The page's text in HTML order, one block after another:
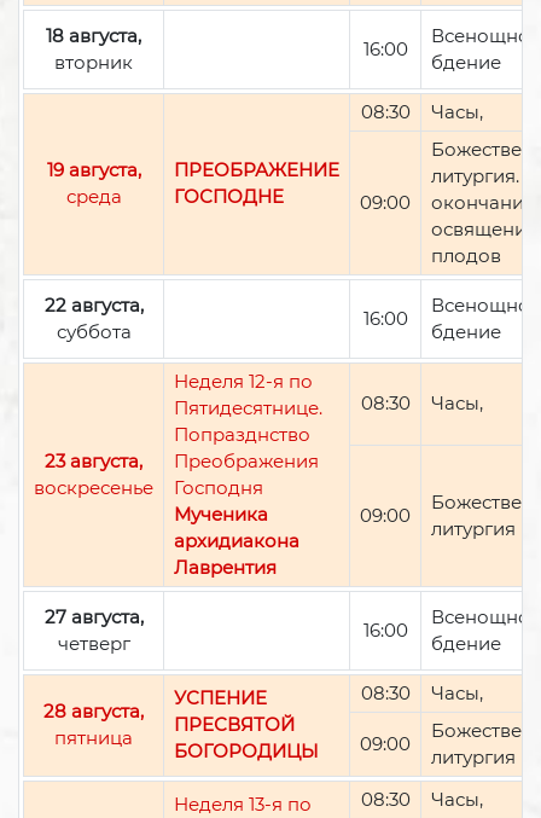
18 августа,
вторник
16:00
Всенощное
бдение
19 августа,
среда
ПРЕОБРАЖЕНИЕ
ГОСПОДНЕ
08:30 Часы,
09:00
литургия.
окончании
освящение
плодов
22 августа,
суббота
16:00
Всенощное
бдение
23 августа,
воскресенье
Неделя 12-я по
Пятидесятнице.
Попразднство
Преображения
Господня
Мученика
архидиакона
Лаврентия
08:30 Часы,
09:00
литургия
27 августа,
четверг
16:00
Всенощное
бдение
28 августа,
пятница
УСПЕНИЕ
ПРЕСВЯТОЙ
БОГОРОДИЦЫ
08:30 Часы,
09:00
литургия
Неделя 13-я по
08:30 Часы,